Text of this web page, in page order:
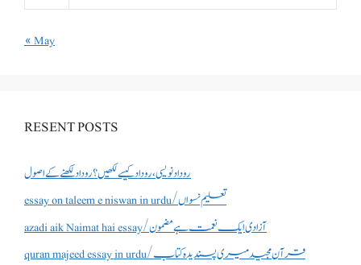
« May
RESENT POSTS
روداد نویسی ،روداد کیسے لکھیں؟ روداد لکھنے کے اصول
essay on taleem e niswan in urdu/تعلیم نسواں
azadi aik Naimat hai essay/آزادی ایک نعمت ہے مضمون
quran majeed essay in urdu/قرآن مجید میری پسندیدہ کتاب